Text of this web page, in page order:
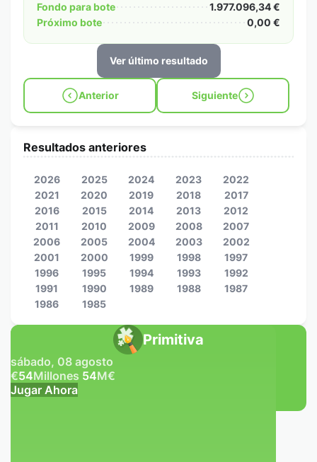
Fondo para bote
1.977.096,34 €
Próximo bote
0,00 €
Ver último resultado
Anterior Siguiente
Primitiva
sábado, 08 agosto
€54Millones 54M€
Jugar Ahora
Resultados anteriores
2026 2025 2024 2023
2022
2021
2020 2019 2018
2017
2016
2015 2014 2013
2012
2011
2010 2009 2008
2007
2006
2005 2004 2003
2002
2001
2000 1999 1998
1997
1996
1995 1994 1993
1992
1991
1990 1989 1988
1987
1986
1985